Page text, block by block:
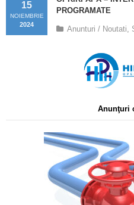
Despre noi
Informații de interes public
Calitatea apei
PROGRAMATE
15
NOIEMBRIE
2024 Anunturi / Noutati,
Anunţuri